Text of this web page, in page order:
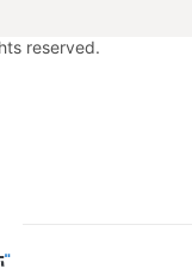
reserved.